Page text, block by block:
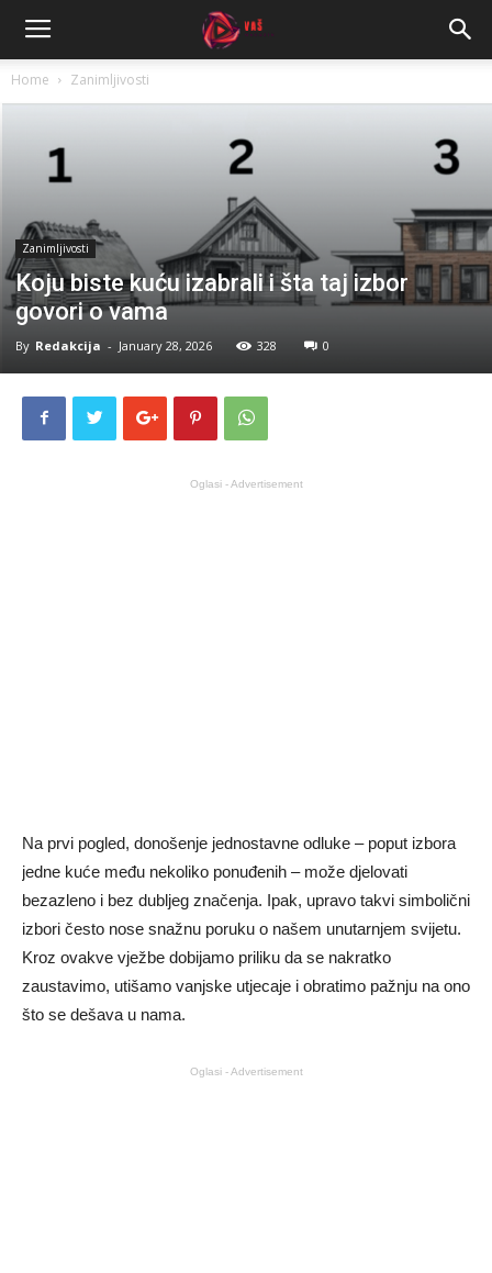
Home Zanimljivosti
Zanimljivosti
Koju biste kuću izabrali i šta taj izbor
govori o vama
By Redakcija - January 28, 2026 328 0
Oglasi - Advertisement
Na prvi pogled, donošenje jednostavne odluke – poput izbora
jedne kuće među nekoliko ponuđenih – može djelovati
bezazleno i bez dubljeg značenja. Ipak, upravo takvi simbolični
izbori često nose snažnu poruku o našem unutarnjem svijetu.
Kroz ovakve vježbe dobijamo priliku da se nakratko
zaustavimo, utišamo vanjske utjecaje i obratimo pažnju na ono
što se dešava u nama.
Oglasi - Advertisement